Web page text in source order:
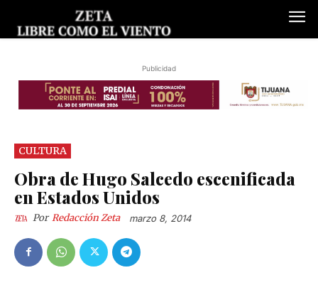
Publicidad
CULTURA
Obra de Hugo Salcedo escenificada
en Estados Unidos
Por Redacción Zeta marzo 8, 2014